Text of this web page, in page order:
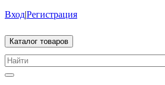
Вход|Регистрация
Каталог товаров